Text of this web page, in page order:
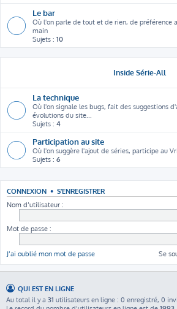
Le bar
Où l'on parle de tout et de rien, de préférence
main
Sujets : 10
Inside Série-All
La technique
Où l'on signale les bugs, fait des suggestions
évolutions du site...
Sujets : 4
Participation au site
Où l'on suggère l'ajout de séries, participe au
Sujets : 6
CONNEXION • S’ENREGISTRER
Nom d’utilisateur :
Mot de passe :
J’ai oublié mon mot de passe Se
QUI EST EN LIGNE
Au total il y a 31 utilisateurs en ligne : 0 enregistré, 0